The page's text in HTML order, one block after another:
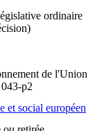
ordinaire
de l'Union
p2
et social européen